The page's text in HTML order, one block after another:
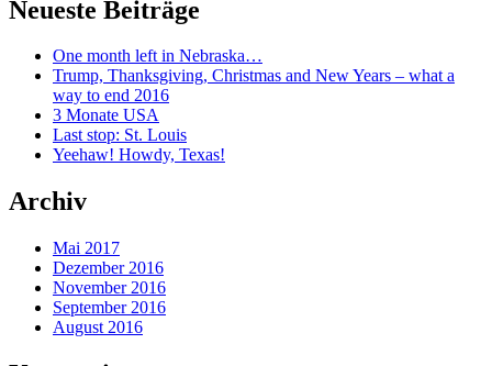
Neueste Beiträge
One month left in Nebraska…
Trump, Thanksgiving, Christmas and New Years – what a
way to end 2016
3 Monate USA
Last stop: St. Louis
Yeehaw! Howdy, Texas!
Archiv
Mai 2017
Dezember 2016
November 2016
September 2016
August 2016